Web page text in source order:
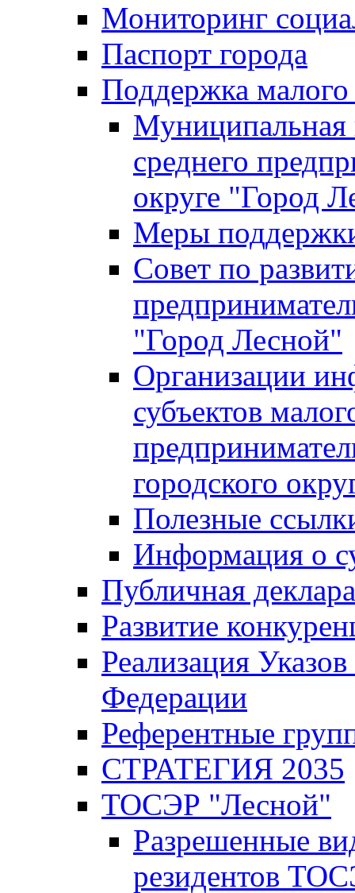
Мониторинг
Паспорт города
Поддержка малого
Муниципальная
среднего
округе "Город
Меры
Совет по
"Город Лесной"
Организации
субъектов
городского
Полезные
Информация о
Публичная
Развитие
Реализация
Федерации
Референтные
СТРАТЕГИЯ 2035
ТОСЭР "Лесной"
Разрешенные
резидентов